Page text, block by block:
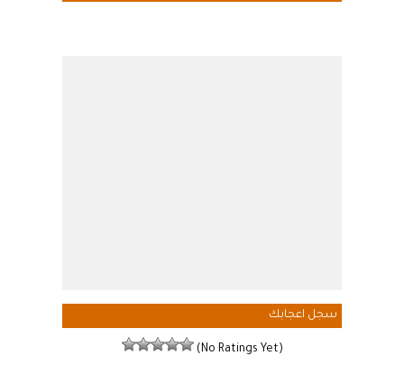
سجل اعجابك
(No Ratings Yet)